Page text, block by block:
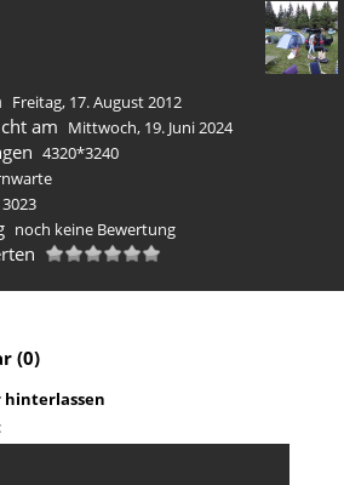
Freitag, 17. August 2012
am Mittwoch, 19. Juni 2024
4320*3240
noch keine Bewertung
(0)
hinterlassen